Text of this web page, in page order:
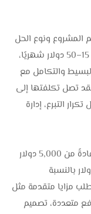
المشروع ونوع الحل
المختار. غالبًا ما تبدأ تكلفة المواقع الجاهزة من 15–50 دولار شهريًا،
والتكامل مع
تصل تكلفتها إلى
تكرار التبرع، إدارة
وعلى صعيد آخر، تبدأ تكلفة التطوير المخصص عادةً من 5,000 دولار
بسيطة، ويصل إلى 20,000- 50,000 دولار بالنسبة
مزايا متقدمة مثل
متعددة، تصميم